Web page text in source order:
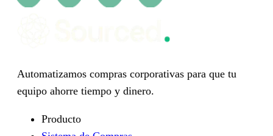
Automatizamos compras corporativas para que tu
equipo ahorre tiempo y dinero.
Producto